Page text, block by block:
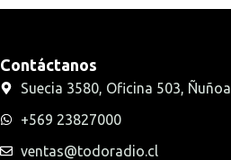
Contáctanos
Suecia 3580, Oficina 503, Ñuñoa
+569 23827000
ventas@todoradio.cl